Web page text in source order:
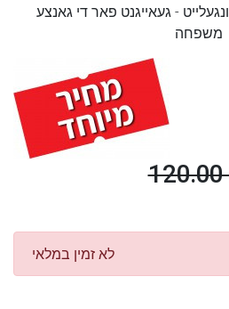
- געאייגנט פאר די גאנצע
משפחה
לא זמין במלאי